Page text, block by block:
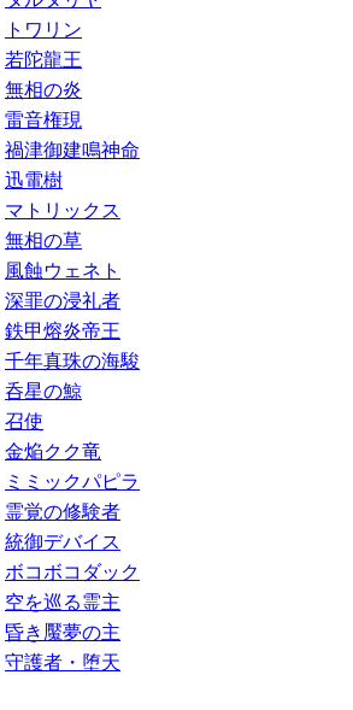
トワリン
若陀龍王
無相の炎
雷音権現
禍津御建鳴神命
迅電樹
マトリックス
無相の草
風蝕ウェネト
深罪の浸礼者
鉄甲熔炎帝王
千年真珠の海駿
呑星の鯨
召使
金焔クク竜
ミミックパピラ
霊覚の修験者
統御デバイス
ボコボコダック
空を巡る霊主
昏き魘夢の主
守護者・堕天